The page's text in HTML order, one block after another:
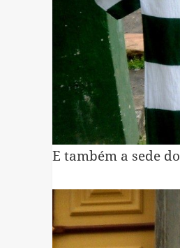
E também a sede do